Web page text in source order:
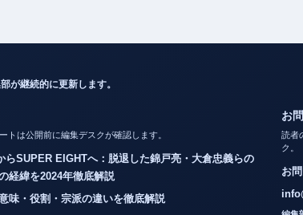
が継続的に更新します。
トは公開前に編集デスクが確認します。
らSUPER EIGHTへ：脱退した錦戸亮・大倉忠義らの
味・役割・宗派の違いを徹底解説
ーとは？活動休止・炎上・年収・整形疑惑まとめ
読
ク。
お問
編集